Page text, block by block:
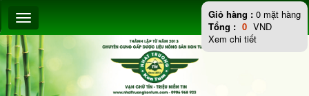
Giỏ hàng : 0 mặt hàng
Tổng : 0 VND
Xem chi tiết